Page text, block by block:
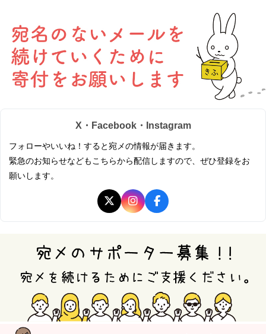
X・Facebook・Instagram
フォローやいいね！すると宛メの情報が届きます。
緊急のお知らせなどもこちらから配信しますので、ぜひ登録をお
願いします。